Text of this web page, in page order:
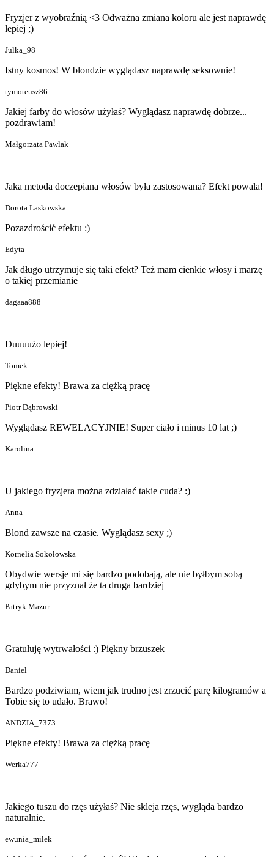
Fryzjer z wyobraźnią <3 Odważna zmiana koloru ale jest naprawdę
lepiej ;)
Julka_98
Istny kosmos! W blondzie wyglądasz naprawdę seksownie!
tymoteusz86
Jakiej farby do włosów użyłaś? Wyglądasz naprawdę dobrze...
pozdrawiam!
Małgorzata Pawlak
Jaka metoda doczepiana włosów była zastosowana? Efekt powala!
Dorota Laskowska
Pozazdrościć efektu :)
Edyta
Jak długo utrzymuje się taki efekt? Też mam cienkie włosy i marzę
o takiej przemianie
dagaaa888
Duuuużo lepiej!
Tomek
Piękne efekty! Brawa za ciężką pracę
Piotr Dąbrowski
Wyglądasz REWELACYJNIE! Super ciało i minus 10 lat ;)
Karolina
U jakiego fryzjera można zdziałać takie cuda? :)
Anna
Blond zawsze na czasie. Wyglądasz sexy ;)
Kornelia Sokołowska
Obydwie wersje mi się bardzo podobają, ale nie byłbym sobą
gdybym nie przyznał że ta druga bardziej
Patryk Mazur
Gratuluję wytrwałości :) Piękny brzuszek
Daniel
Bardzo podziwiam, wiem jak trudno jest zrzucić parę kilogramów a
Tobie się to udało. Brawo!
ANDZIA_7373
Piękne efekty! Brawa za ciężką pracę
Werka777
Jakiego tuszu do rzęs użyłaś? Nie skleja rzęs, wygląda bardzo
naturalnie.
ewunia_milek